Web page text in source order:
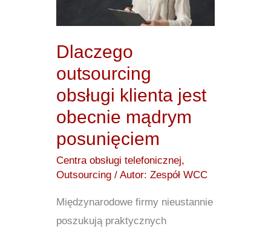
Dlaczego
outsourcing
obsługi klienta jest
obecnie mądrym
posunięciem
Centra obsługi telefonicznej,
Outsourcing / Autor:Zespół WCC
Międzynarodowe firmy nieustannie
poszukują praktycznych
mądrym
posunięciem